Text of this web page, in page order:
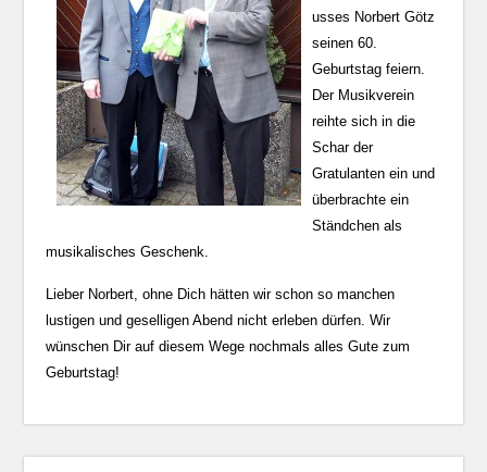
usses Norbert Götz
seinen 60.
Geburtstag feiern.
Der Musikverein
reihte sich in die
Schar der
Gratulanten ein und
überbrachte ein
Ständchen als
musikalisches Geschenk.
Lieber Norbert, ohne Dich hätten wir schon so manchen
lustigen und geselligen Abend nicht erleben dürfen. Wir
wünschen Dir auf diesem Wege nochmals alles Gute zum
Geburtstag!